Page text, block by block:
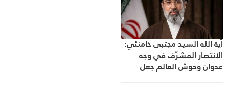
آية الله السيد مجتبى خامنئي:
الانتصار المشرّف في وجه
عدوان وحوش العالم جعل
الشعب أكثر استعداداً لصون